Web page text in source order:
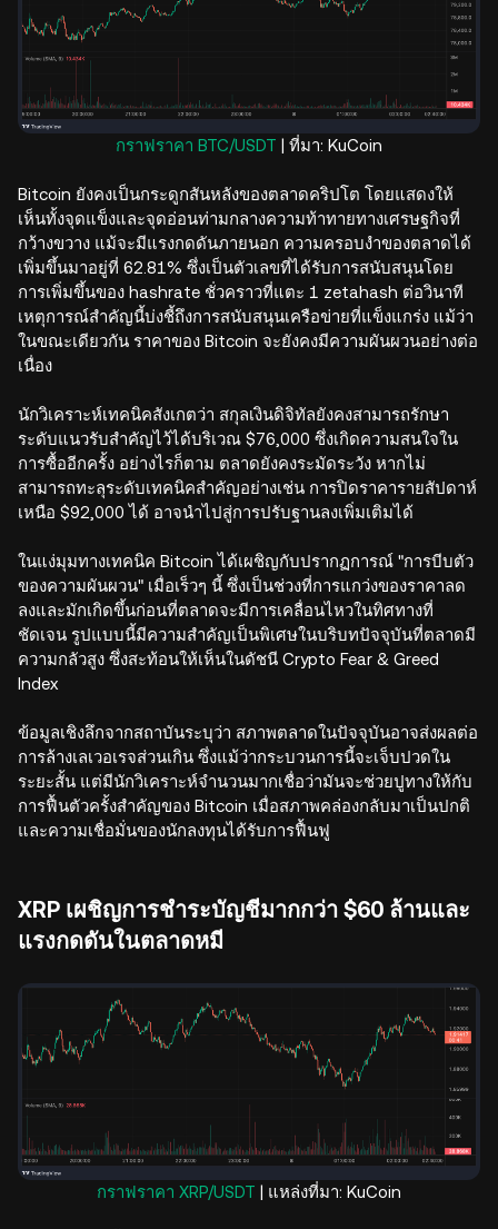
กราฟราคา BTC/USDT | ที่มา: KuCoin
Bitcoin ยังคงเป็นกระดูกสันหลังของตลาดคริปโต โดยแสดงให้
เห็นทั้งจุดแข็งและจุดอ่อนท่ามกลางความท้าทายทางเศรษฐกิจที่
กว้างขวาง แม้จะมีแรงกดดันภายนอก ความครอบงำของตลาดได้
เพิ่มขึ้นมาอยู่ที่ 62.81% ซึ่งเป็นตัวเลขที่ได้รับการสนับสนุนโดย
การเพิ่มขึ้นของ hashrate ชั่วคราวที่แตะ 1 zetahash ต่อวินาที
เหตุการณ์สำคัญนี้บ่งชี้ถึงการสนับสนุนเครือข่ายที่แข็งแกร่ง แม้ว่า
ในขณะเดียวกัน ราคาของ Bitcoin จะยังคงมีความผันผวนอย่างต่อ
เนื่อง
นักวิเคราะห์เทคนิคสังเกตว่า สกุลเงินดิจิทัลยังคงสามารถรักษา
ระดับแนวรับสำคัญไว้ได้บริเวณ $76,000 ซึ่งเกิดความสนใจใน
การซื้ออีกครั้ง อย่างไรก็ตาม ตลาดยังคงระมัดระวัง หากไม่
สามารถทะลุระดับเทคนิคสำคัญอย่างเช่น การปิดราคารายสัปดาห์
เหนือ $92,000 ได้ อาจนำไปสู่การปรับฐานลงเพิ่มเติมได้
ในแง่มุมทางเทคนิค Bitcoin ได้เผชิญกับปรากฏการณ์ "การบีบตัว
ของความผันผวน" เมื่อเร็วๆ นี้ ซึ่งเป็นช่วงที่การแกว่งของราคาลด
ลงและมักเกิดขึ้นก่อนที่ตลาดจะมีการเคลื่อนไหวในทิศทางที่
ชัดเจน รูปแบบนี้มีความสำคัญเป็นพิเศษในบริบทปัจจุบันที่ตลาดมี
ความกลัวสูง ซึ่งสะท้อนให้เห็นในดัชนี Crypto Fear & Greed
Index
ข้อมูลเชิงลึกจากสถาบันระบุว่า สภาพตลาดในปัจจุบันอาจส่งผลต่อ
การล้างเลเวอเรจส่วนเกิน ซึ่งแม้ว่ากระบวนการนี้จะเจ็บปวดใน
ระยะสั้น แต่มีนักวิเคราะห์จำนวนมากเชื่อว่ามันจะช่วยปูทางให้กับ
การฟื้นตัวครั้งสำคัญของ Bitcoin เมื่อสภาพคล่องกลับมาเป็นปกติ
และความเชื่อมั่นของนักลงทุนได้รับการฟื้นฟู
XRP เผชิญการชำระบัญชีมากกว่า $60 ล้านและ
แรงกดดันในตลาดหมี
กราฟราคา XRP/USDT | แหล่งที่มา: KuCoin